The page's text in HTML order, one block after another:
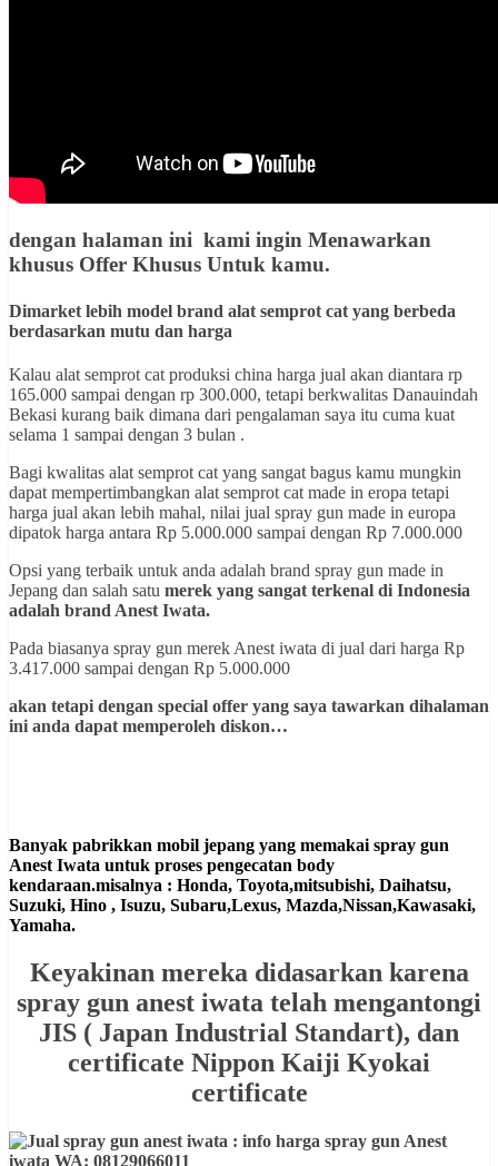
dengan halaman ini kami ingin Menawarkan
khusus Offer Khusus Untuk kamu.
Dimarket lebih model brand alat semprot cat yang berbeda
berdasarkan mutu dan harga
Kalau alat semprot cat produksi china harga jual akan diantara rp
165.000 sampai dengan rp 300.000, tetapi berkwalitas Danauindah
Bekasi kurang baik dimana dari pengalaman saya itu cuma kuat
selama 1 sampai dengan 3 bulan .
Bagi kwalitas alat semprot cat yang sangat bagus kamu mungkin
dapat mempertimbangkan alat semprot cat made in eropa tetapi
harga jual akan lebih mahal, nilai jual spray gun made in europa
dipatok harga antara Rp 5.000.000 sampai dengan Rp 7.000.000
Opsi yang terbaik untuk anda adalah brand spray gun made in
Jepang dan salah satu merek yang sangat terkenal di Indonesia
adalah brand Anest Iwata.
Pada biasanya spray gun merek Anest iwata di jual dari harga Rp
3.417.000 sampai dengan Rp 5.000.000
akan tetapi dengan special offer yang saya tawarkan dihalaman
ini anda dapat memperoleh diskon…
Banyak pabrikkan mobil jepang yang memakai spray gun
Anest Iwata untuk proses pengecatan body
kendaraan.misalnya : Honda, Toyota,mitsubishi, Daihatsu,
Suzuki, Hino , Isuzu, Subaru,Lexus, Mazda,Nissan,Kawasaki,
Yamaha.
Keyakinan mereka didasarkan karena
spray gun anest iwata telah mengantongi
JIS ( Japan Industrial Standart), dan
certificate Nippon Kaiji Kyokai
certificate